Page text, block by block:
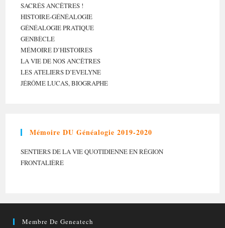
SACRÉS ANCÊTRES !
HISTOIRE-GÉNÉALOGIE
GÉNÉALOGIE PRATIQUE
GENBÈCLE
MÉMOIRE D’HISTOIRES
LA VIE DE NOS ANCÊTRES
LES ATELIERS D’EVELYNE
JÉRÔME LUCAS, BIOGRAPHE
Mémoire DU Généalogie 2019-2020
SENTIERS DE LA VIE QUOTIDIENNE EN RÉGION
FRONTALIÈRE
Membre De Geneatech